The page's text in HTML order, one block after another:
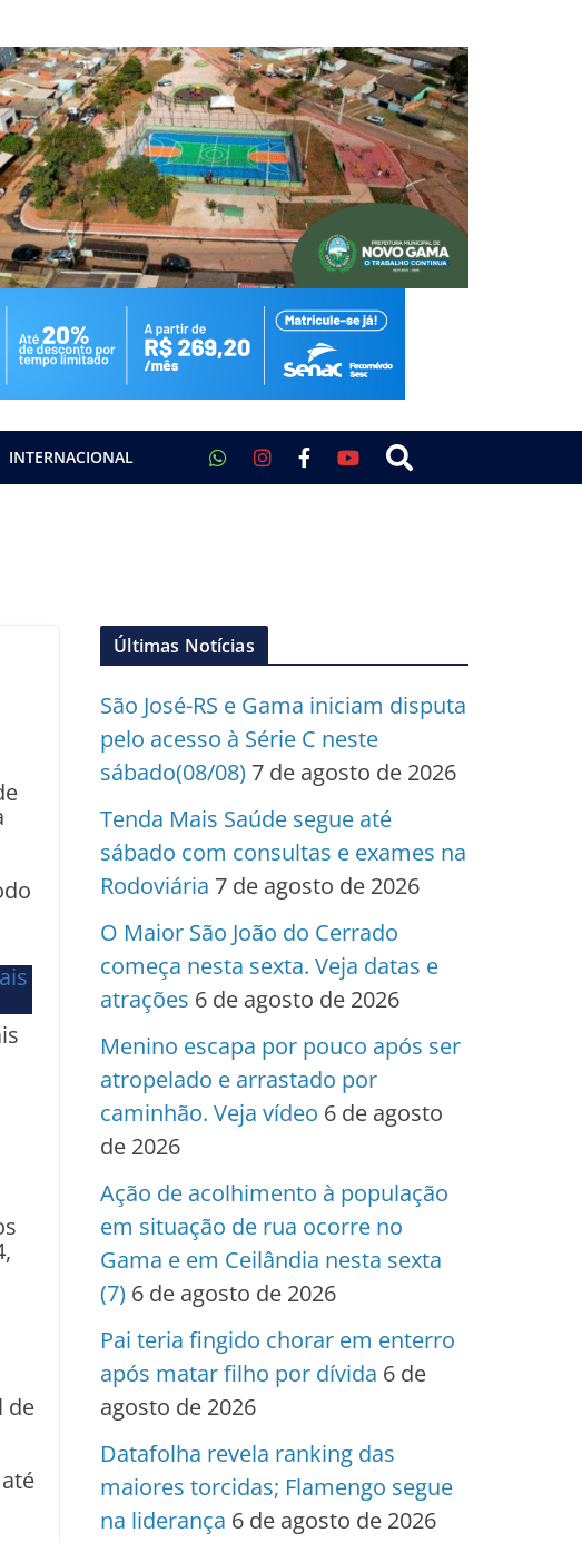
INTERNACIONAL
de
Últimas Notícias
São José-RS e Gama iniciam disputa
pelo acesso à Série C neste
sábado(08/08) 7 de agosto de 2026
Tenda Mais Saúde segue até
sábado com consultas e exames na
Rodoviária 7 de agosto de 2026
O Maior São João do Cerrado
começa nesta sexta. Veja datas e
atrações 6 de agosto de 2026
Menino escapa por pouco após ser
atropelado e arrastado por
caminhão. Veja vídeo 6 de agosto
de 2026
Ação de acolhimento à população
em situação de rua ocorre no
Gama e em Ceilândia nesta sexta
(7) 6 de agosto de 2026
Pai teria fingido chorar em enterro
após matar filho por dívida 6 de
agosto de 2026
Datafolha revela ranking das
maiores torcidas; Flamengo segue
na liderança 6 de agosto de 2026